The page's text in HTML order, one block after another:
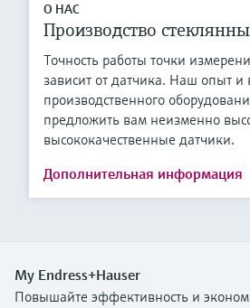
О НАС
Производство
Точность работы точки
зависит от датчика. Наш опыт и
производственного
предложить вам неизменно
высококачественные датчики.
Дополнительная информация
My Endress+Hauser
Повышайте эффективность и